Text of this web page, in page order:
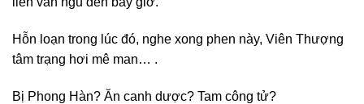
Hỗn loạn trong lúc đó, nghe xong phen này, Viên Thượng
tâm trạng hơi mê man… .
Bị Phong Hàn? Ăn canh dược? Tam công tử?